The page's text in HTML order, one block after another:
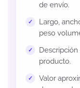
de envío.
Largo,
peso
producto.
Valor